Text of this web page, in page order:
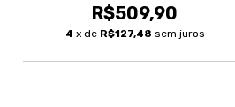
R$509,90
4 x de R$127,48 sem juros